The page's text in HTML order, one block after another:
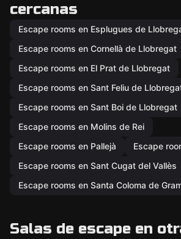
cercanas
Escape rooms en Esplugues de
Escape rooms en Cornellà de Llobregat
Escape rooms en El Prat de Llobregat
Escape rooms en Sant Feliu de
Escape rooms en Sant Boi de Llobregat
Escape rooms en Molins de Rei
Escape rooms en Pallejà
Escape
Escape rooms en Sant Cugat del Vallès
Escape rooms en Santa Coloma de
Salas de escape en